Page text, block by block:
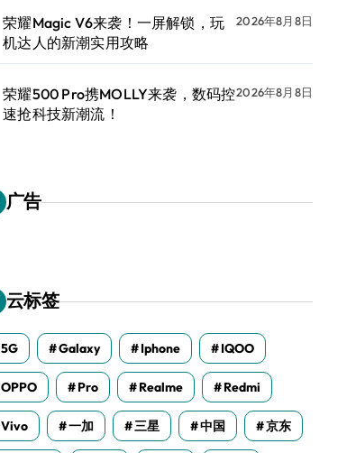
荣耀Magic V6来袭！一屏解锁，玩
机达人的新潮实用攻略
2026年8月8日
荣耀500 Pro携MOLLY来袭，数码控
速抢科技新潮流！
2026年8月8日
广告
云标签
5G Galaxy Iphone IQOO
OPPO Pro Realme Redmi
Vivo 一加 三星 中国 京东